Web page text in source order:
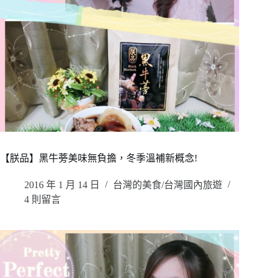
【朕品】黑牛蒡美味無負擔，冬季溫補新概念!
2016 年 1 月 14 日
台灣的美食/台灣國內旅遊
4 則留言